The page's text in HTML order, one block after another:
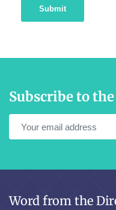
Submit
Subscribe to
Word from the